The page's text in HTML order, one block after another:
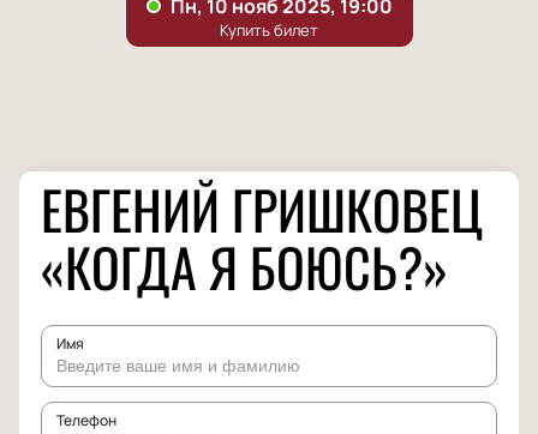
ЕВГЕНИЙ ГРИШКОВЕЦ
«КОГДА Я БОЮСЬ?»
Имя
Телефон